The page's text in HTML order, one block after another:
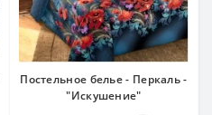
Постельное белье - Перкаль -
"Искушение"